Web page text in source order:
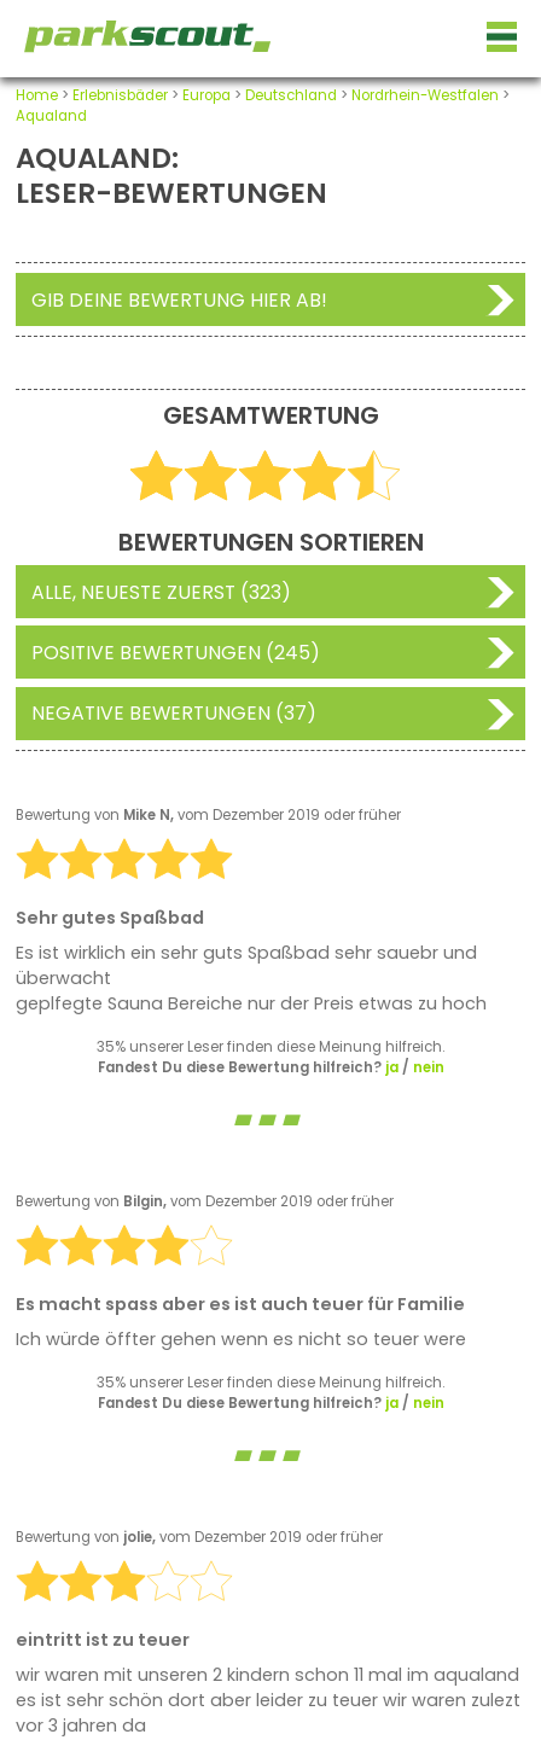
Home> Erlebnisbäder> Europa > Deutschland > Nordrhein-Westfalen >
Aqualand
AQUALAND:
LESER-BEWERTUNGEN
GIB DEINE BEWERTUNG HIER AB!
GESAMTWERTUNG
BEWERTUNGEN SORTIEREN
ALLE, NEUESTE ZUERST (323)
POSITIVE BEWERTUNGEN (245)
NEGATIVE BEWERTUNGEN (37)
Bewertung von Mike N,vom Dezember 2019 oder früher
Sehr gutes Spaßbad
Es ist wirklich ein sehr guts Spaßbad sehr sauebr und
überwacht
geplfegte Sauna Bereiche nur der Preis etwas zu hoch
35% unserer Leser finden diese Meinung hilfreich.
Fandest Du diese Bewertung hilfreich? ja/ nein
Bewertung von Bilgin,vom Dezember 2019 oder früher
Es macht spass aber es ist auch teuer für Familie
Ich würde öffter gehen wenn es nicht so teuer were
35% unserer Leser finden diese Meinung hilfreich.
Fandest Du diese Bewertung hilfreich? ja/ nein
Bewertung von jolie,vom Dezember 2019 oder früher
eintritt ist zu teuer
wir waren mit unseren 2 kindern schon 11 mal im aqualand
es ist sehr schön dort aber leider zu teuer wir waren zulezt
vor 3 jahren da